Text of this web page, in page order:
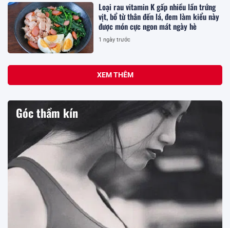
Loại rau vitamin K gấp nhiều lần trứng
vịt, bổ từ thân đến lá, đem làm kiểu này
được món cực ngon mát ngày hè
1 ngày trước
XEM THÊM
Góc thầm kín